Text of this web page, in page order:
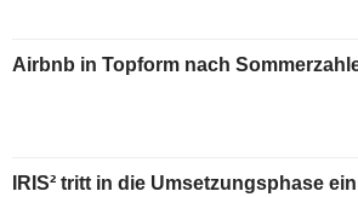
Airbnb in Topform nach
IRIS² tritt in die Umsetzungsphase